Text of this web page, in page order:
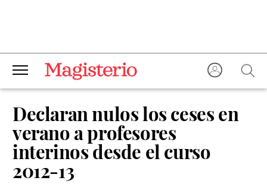
Declaran nulos los ceses en
verano a profesores
interinos desde el curso
2012-13